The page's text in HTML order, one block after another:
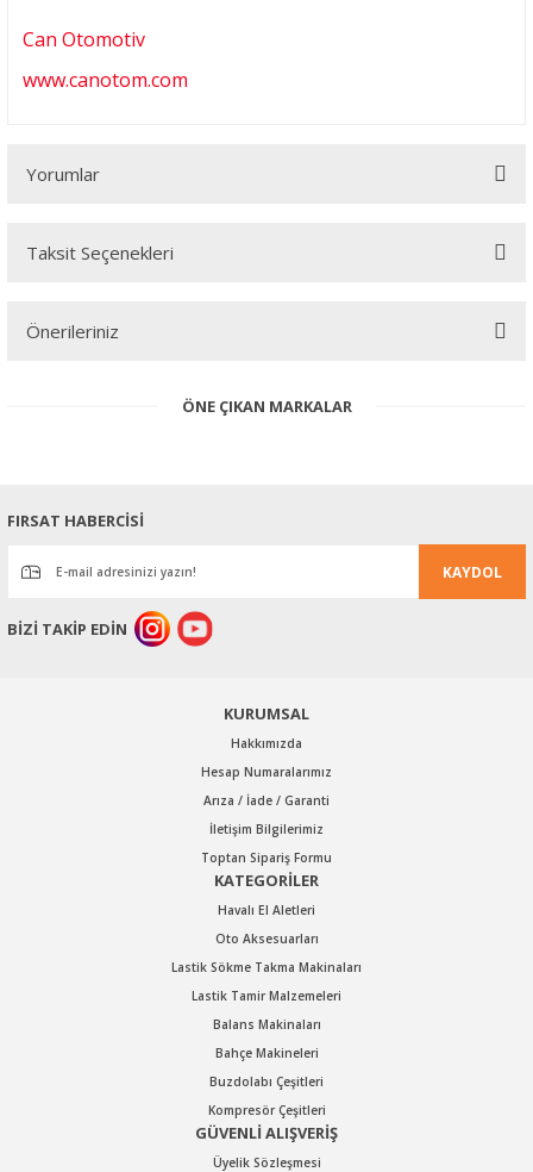
Can Otomotiv
www.canotom.com
Yorumlar
Taksit Seçenekleri
Önerileriniz
konularda yetersiz gördüğünüz noktaları öneri formunu kullanarak
Ürün resmi kalitesiz, bozuk veya görüntülenemiyor.
Ürün bilgilerinde hatalar bulunuyor.
Ürün fiyatı diğer sitelerden daha pahalı.
Bu ürüne benzer farklı alternatifler olmalı.
Gönder
ÖNE ÇIKAN MARKALAR
FIRSAT HABERCİSİ
KAYDOL
BİZİ TAKİP EDİN
KURUMSAL
Hakkımızda
Hesap Numaralarımız
Arıza / İade / Garanti
İletişim Bilgilerimiz
Toptan Sipariş Formu
KATEGORİLER
Havalı El Aletleri
Oto Aksesuarları
Lastik Sökme Takma Makinaları
Lastik Tamir Malzemeleri
Balans Makinaları
Bahçe Makineleri
Buzdolabı Çeşitleri
Kompresör Çeşitleri
GÜVENLİ ALIŞVERİŞ
Üyelik Sözleşmesi